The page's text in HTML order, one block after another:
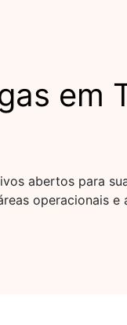
em
abertos para
operacionais